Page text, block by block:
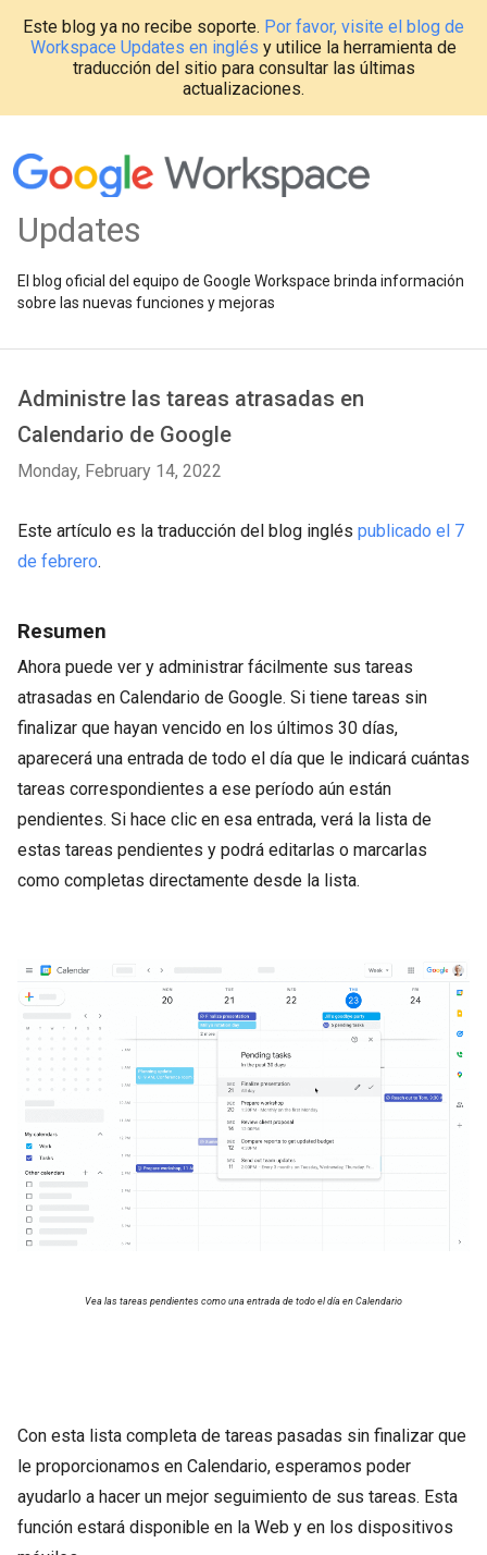
Este blog ya no recibe soporte. Por favor, visite el blog de
Workspace Updates en inglés y utilice la herramienta de
traducción del sitio para consultar las últimas
actualizaciones.
Updates
El blog oficial del equipo de Google Workspace brinda información
sobre las nuevas funciones y mejoras
Administre las tareas atrasadas en
Calendario de Google
Monday, February 14, 2022
Este artículo es la traducción del blog inglés publicado el 7
de febrero.
Resumen
Ahora puede ver y administrar fácilmente sus tareas
atrasadas en Calendario de Google. Si tiene tareas sin
finalizar que hayan vencido en los últimos 30 días,
aparecerá una entrada de todo el día que le indicará cuántas
tareas correspondientes a ese período aún están
pendientes. Si hace clic en esa entrada, verá la lista de
estas tareas pendientes y podrá editarlas o marcarlas
como completas directamente desde la lista.
Vea las tareas pendientes como una entrada de todo el día en Calendario
Con esta lista completa de tareas pasadas sin finalizar que
le proporcionamos en Calendario, esperamos poder
ayudarlo a hacer un mejor seguimiento de sus tareas. Esta
función estará disponible en la Web y en los dispositivos